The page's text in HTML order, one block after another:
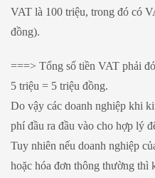
VAT là 100 triệu, trong đó có
đồng).
===> Tổng số tiền VAT phải
5 triệu = 5 triệu đồng.
Do vậy các doanh nghiệp khi
phí đầu ra đầu vào cho hợp lý
Tuy nhiên nếu doanh nghiệp
hoặc hóa đơn thông thường thì